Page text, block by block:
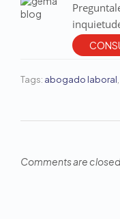
Tags: abogado laboral
Comments are